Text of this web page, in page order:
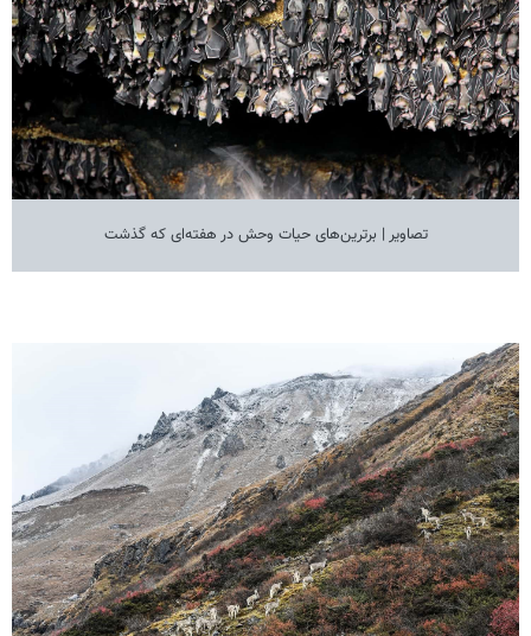
تصاویر | برترین‌های حیات وحش در هفته‌ای که گذشت